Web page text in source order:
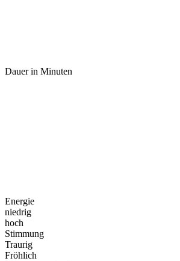
Dauer in Minuten
Energie
niedrig
hoch
Stimmung
Traurig
Fröhlich